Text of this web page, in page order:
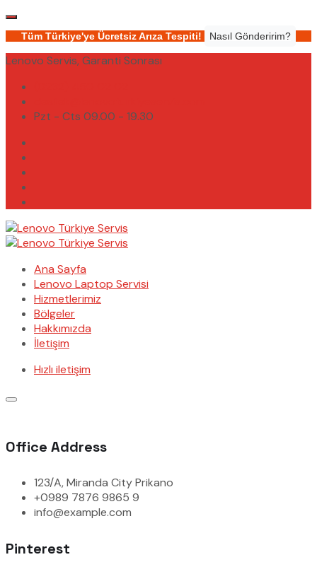
Tüm Türkiye'ye Ücretsiz Arıza Tespiti! Nasıl Gönderirim?
Lenovo Servis, Garanti Sonrası
Pzt - Cts 09.00 - 19.30
Ana Sayfa
Lenovo Laptop Servisi
Hizmetlerimiz
Bölgeler
Hakkımızda
İletişim
Hızlı iletişim
Office Address
123/A, Miranda City Prikano
+0989 7876 9865 9
info@example.com
Pinterest